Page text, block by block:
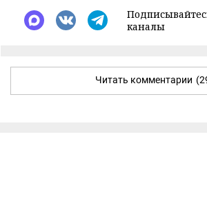
каналы
Читать комментарии